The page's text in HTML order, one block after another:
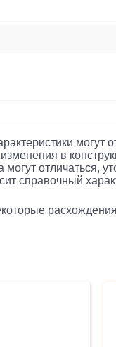
могут
в
могут отличаться,
справочный